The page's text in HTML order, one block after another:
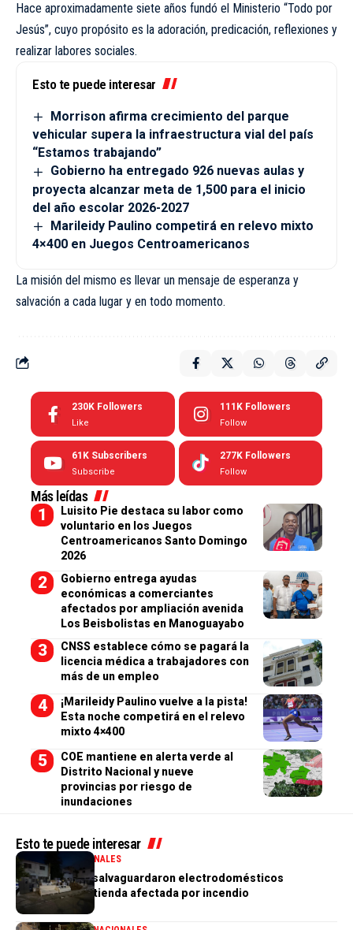
Hace aproximadamente siete años fundó el Ministerio “Todo por
Jesús”, cuyo propósito es la adoración, predicación, reflexiones y
realizar labores sociales.
Esto te puede interesar
Morrison afirma crecimiento del parque
vehicular supera la infraestructura vial del país
“Estamos trabajando”
Gobierno ha entregado 926 nuevas aulas y
proyecta alcanzar meta de 1,500 para el inicio
del año escolar 2026-2027
Marileidy Paulino competirá en relevo mixto
4×400 en Juegos Centroamericanos
La misión del mismo es llevar un mensaje de esperanza y
salvación a cada lugar y en todo momento.
230K Followers
Like
111K Followers
Follow
61K Subscribers
Subscribe
277K Followers
Follow
Más leídas
Luisito Pie destaca su labor como
voluntario en los Juegos
Centroamericanos Santo Domingo
2026
Gobierno entrega ayudas
económicas a comerciantes
afectados por ampliación avenida
Los Beisbolistas en Manoguayabo
CNSS establece cómo se pagará la
licencia médica a trabajadores con
más de un empleo
¡Marileidy Paulino vuelve a la pista!
Esta noche competirá en el relevo
mixto 4×400
COE mantiene en alerta verde al
Distrito Nacional y nueve
provincias por riesgo de
inundaciones
Esto te puede interesar
GENERALES NACIONALES
PN aclara que salvaguardaron electrodomésticos
sustraídos de tienda afectada por incendio